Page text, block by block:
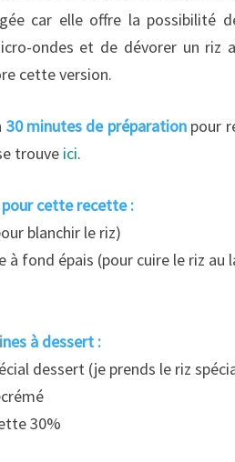
car elle offre la possibilité
ondes et de dévorer un riz
cette version.
30minutesde préparation pour
trouve ici.
pour cette recette :
blanchir le riz)
à fond épais (pour cuire le riz au
à dessert :
dessert (je prends le riz
30%